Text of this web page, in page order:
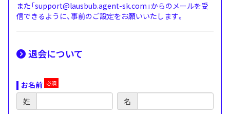
また「support@lausbub.agent-sk.com」からのメールを受
信できるように、事前のご設定をお願いいたします。
退会について
お名前
姓
名